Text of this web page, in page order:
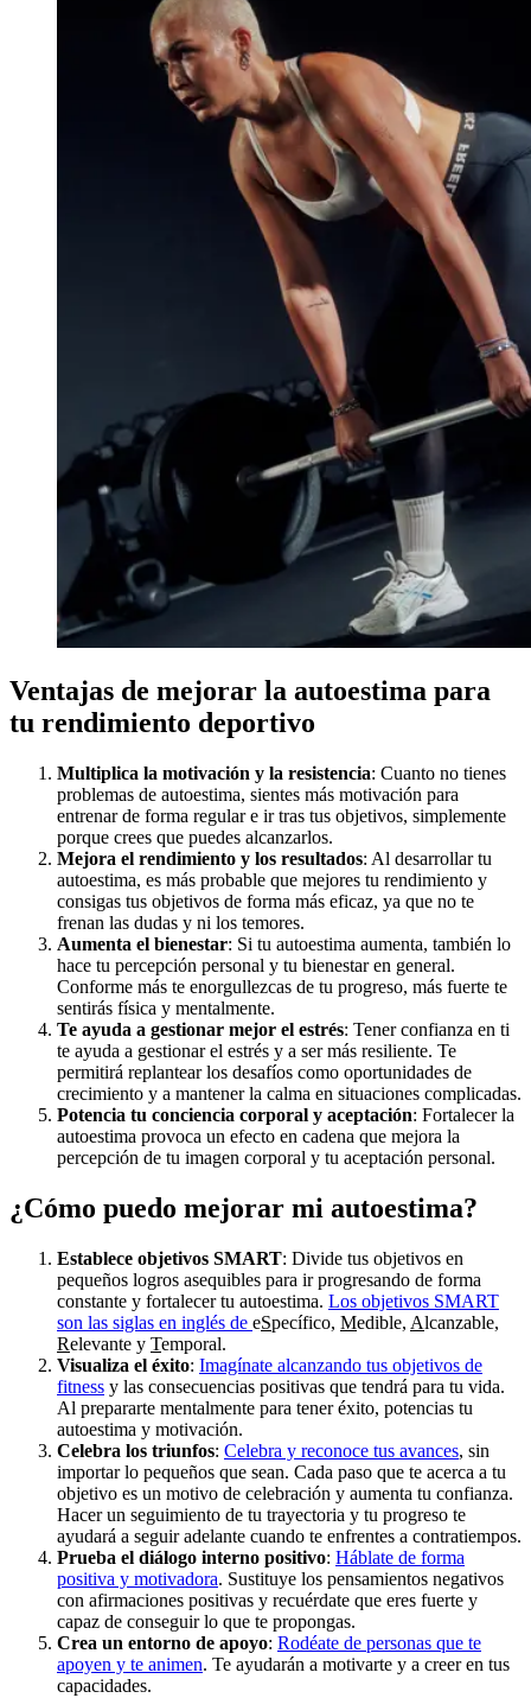
Ventajas de mejorar la autoestima para
tu rendimiento deportivo
Multiplica la motivación y la resistencia: Cuanto no tienes
problemas de autoestima, sientes más motivación para
entrenar de forma regular e ir tras tus objetivos, simplemente
porque crees que puedes alcanzarlos.
Mejora el rendimiento y los resultados: Al desarrollar tu
autoestima, es más probable que mejores tu rendimiento y
consigas tus objetivos de forma más eficaz, ya que no te
frenan las dudas y ni los temores.
Aumenta el bienestar: Si tu autoestima aumenta, también lo
hace tu percepción personal y tu bienestar en general.
Conforme más te enorgullezcas de tu progreso, más fuerte te
sentirás física y mentalmente.
Te ayuda a gestionar mejor el estrés: Tener confianza en ti
te ayuda a gestionar el estrés y a ser más resiliente. Te
permitirá replantear los desafíos como oportunidades de
crecimiento y a mantener la calma en situaciones complicadas.
Potencia tu conciencia corporal y aceptación: Fortalecer la
autoestima provoca un efecto en cadena que mejora la
percepción de tu imagen corporal y tu aceptación personal.
¿Cómo puedo mejorar mi autoestima?
Establece objetivos SMART: Divide tus objetivos en
pequeños logros asequibles para ir progresando de forma
constante y fortalecer tu autoestima. Los objetivos SMART
son las siglas en inglés de eSpecífico, Medible, Alcanzable,
Relevante y Temporal.
Visualiza el éxito: Imagínate alcanzando tus objetivos de
fitness y las consecuencias positivas que tendrá para tu vida.
Al prepararte mentalmente para tener éxito, potencias tu
autoestima y motivación.
Celebra los triunfos: Celebra y reconoce tus avances, sin
importar lo pequeños que sean. Cada paso que te acerca a tu
objetivo es un motivo de celebración y aumenta tu confianza.
Hacer un seguimiento de tu trayectoria y tu progreso te
ayudará a seguir adelante cuando te enfrentes a contratiempos.
Prueba el diálogo interno positivo: Háblate de forma
positiva y motivadora. Sustituye los pensamientos negativos
con afirmaciones positivas y recuérdate que eres fuerte y
capaz de conseguir lo que te propongas.
Crea un entorno de apoyo: Rodéate de personas que te
apoyen y te animen. Te ayudarán a motivarte y a creer en tus
capacidades.